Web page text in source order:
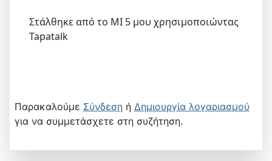
Στάλθηκε από το MI 5 μου χρησιμοποιώντας
Tapatalk
Παρακαλούμε Σύνδεση ή Δημιουργία λογαριασμού
για να συμμετάσχετε στη συζήτηση.